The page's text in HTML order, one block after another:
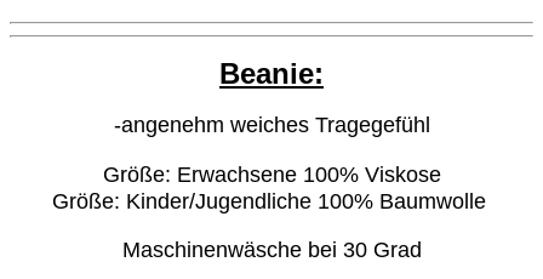
Beanie:
-angenehm weiches Tragegefühl
Größe: Erwachsene 100% Viskose
Größe: Kinder/Jugendliche 100% Baumwolle
Maschinenwäsche bei 30 Grad